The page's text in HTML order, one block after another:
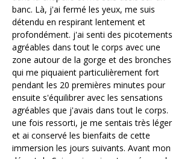
banc. Là, j'ai fermé les yeux, me suis
détendu en respirant lentement et
profondément. j'ai senti des picotements
agréables dans tout le corps avec une
zone autour de la gorge et des bronches
qui me piquaient particulièrement fort
pendant les 20 premières minutes pour
ensuite s'équilibrer avec les sensations
agréables que j'avais dans tout le corps.
une fois ressorti, je me sentais très léger
et ai conservé les bienfaits de cette
immersion les jours suivants. Avant mon